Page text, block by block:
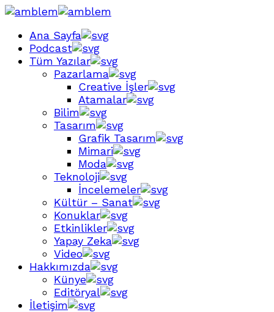
Ana Sayfa
Podcast
Tüm Yazılar
Pazarlama
Creative İşler
Atamalar
Bilim
Tasarım
Grafik Tasarım
Mimari
Moda
Teknoloji
İncelemeler
Kültür – Sanat
Konuklar
Etkinlikler
Yapay Zeka
Video
Hakkımızda
Künye
Editöryal
İletişim